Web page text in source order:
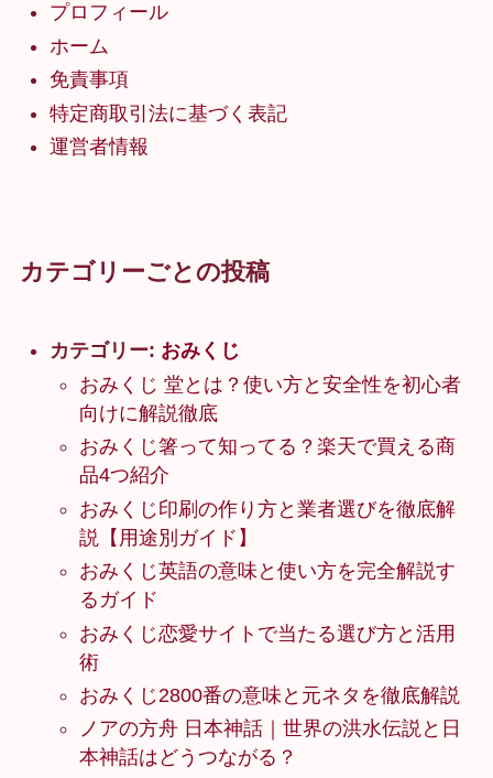
プロフィール
ホーム
免責事項
特定商取引法に基づく表記
運営者情報
カテゴリーごとの投稿
カテゴリー: おみくじ
おみくじ 堂とは？使い方と安全性を初心者
向けに解説徹底
おみくじ箸って知ってる？楽天で買える商
品4つ紹介
おみくじ印刷の作り方と業者選びを徹底解
説【用途別ガイド】
おみくじ英語の意味と使い方を完全解説す
るガイド
おみくじ恋愛サイトで当たる選び方と活用
術
おみくじ2800番の意味と元ネタを徹底解説
ノアの方舟 日本神話｜世界の洪水伝説と日
本神話はどうつながる？